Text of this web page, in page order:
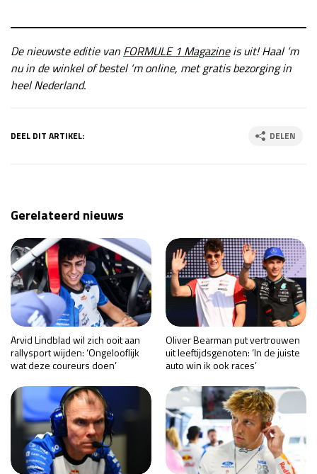
De nieuwste editie van FORMULE 1 Magazineis uit! Haal ‘m
nu in de winkel of bestel ‘m online, met gratis bezorging in
heel Nederland.
DEEL DIT ARTIKEL: DELEN
Gerelateerd nieuws
Arvid Lindblad wil zich ooit aan
rallysport wijden: ‘Ongelooflijk
wat deze coureurs doen’
Oliver Bearman put vertrouwen
uit leeftijdsgenoten: ‘In de juiste
auto win ik ook races’